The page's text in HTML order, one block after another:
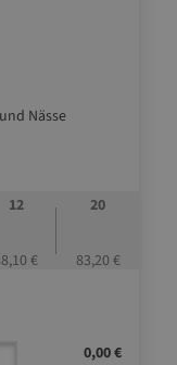
Nässe
12
€
20
83,20 €
0,00 €